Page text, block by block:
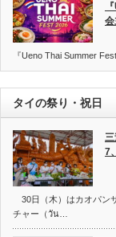
『Ueno Thai Summer
タイの祭り・祝日
三
7
30日（木）はカオパン
チャー（วัน…